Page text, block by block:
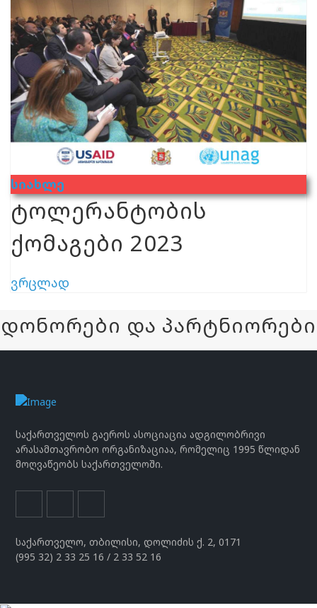
Სიახლე
ტოლერანტობის
ქომაგები 2023
ვრცლად
დონორები და პარტნიორები
საქართველოს გაეროს ასოციაცია ადგილობრივი
არასამთავრობო ორგანიზაციაა, რომელიც 1995 წლიდან
მოღვაწეობს საქართველოში.
საქართველო, თბილისი, დოლიძის ქ. 2, 0171
(995 32) 2 33 25 16 / 2 33 52 16